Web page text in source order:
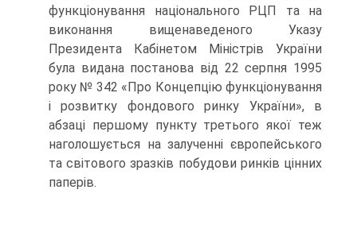
функціонування націо­нального РЦП та на
виконання вищенаведеного Указу
Президента Кабінетом Мі­ністрів України
була видана постанова від 22 серпня 1995
року № 342 «Про Концепцію функціонування
і розвитку фондового ринку України», в
абзаці пер­шому пункту третього якої теж
наголошується на залученні європейського
та світового зразків побудови ринків цінних
паперів.